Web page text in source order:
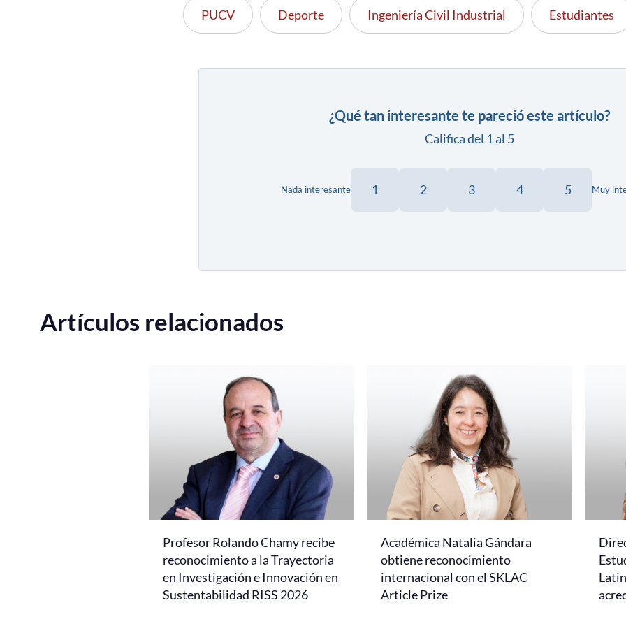
PUCV Deporte Ingeniería Civil Industrial Estudiantes
¿Qué tan interesante te pareció este artículo?
Califica del 1 al 5
Nada interesante 1 2 3 4 5 Muy
Artículos relacionados
Profesor Rolando Chamy recibe
reconocimiento a la Trayectoria
en Investigación e Innovación en
Sustentabilidad RISS 2026
Académica Natalia Gándara
obtiene reconocimiento
internacional con el SKLAC
Article Prize